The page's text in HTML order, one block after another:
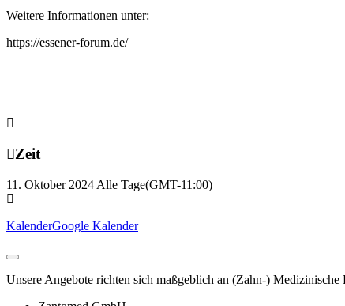
Weitere Informationen unter:
https://essener-forum.de/
Zeit
11. Oktober 2024 Alle Tage(GMT-11:00)
KalenderGoogle Kalender
Unsere Angebote richten sich maßgeblich an (Zahn-)